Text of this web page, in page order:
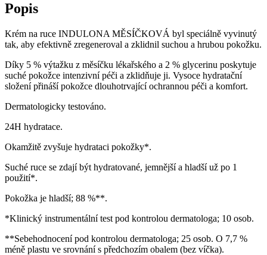
Popis
Krém na ruce INDULONA MĚSÍČKOVÁ byl speciálně vyvinutý
tak, aby efektivně zregeneroval a zklidnil suchou a hrubou pokožku.
Díky 5 % výtažku z měsíčku lékařského a 2 % glycerinu poskytuje
suché pokožce intenzivní péči a zklidňuje ji. Vysoce hydratační
složení přináší pokožce dlouhotrvající ochrannou péči a komfort.
Dermatologicky testováno.
24H hydratace.
Okamžitě zvyšuje hydrataci pokožky*.
Suché ruce se zdají být hydratované, jemnější a hladší už po 1
použití*.
Pokožka je hladší; 88 %**.
*Klinický instrumentální test pod kontrolou dermatologa; 10 osob.
**Sebehodnocení pod kontrolou dermatologa; 25 osob. O 7,7 %
méně plastu ve srovnání s předchozím obalem (bez víčka).